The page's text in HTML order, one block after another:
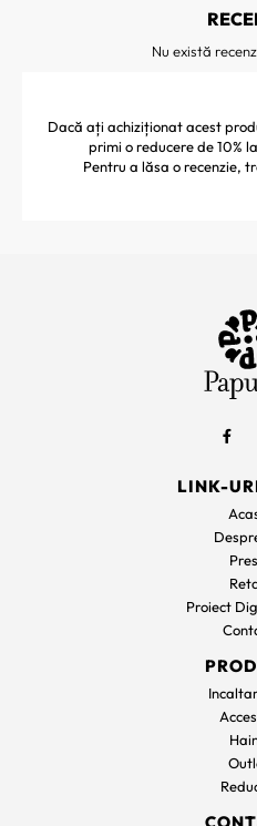
Nu există
Dacă ați achiziționat acest
primi o reducere de 10%
Pentru a lăsa o recenzie,
LINK-
Proiect